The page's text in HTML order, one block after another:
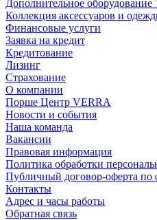
Дополнительное оборудование
Коллекция аксессуаров и
Финансовые услуги
Заявка на кредит
Кредитование
Лизинг
Страхование
О компании
Порше Центр VERRA
Новости и события
Наша команда
Вакансии
Правовая информация
Политика обработки
Публичный договор-оферта по
Контакты
Адрес и часы работы
Обратная связь